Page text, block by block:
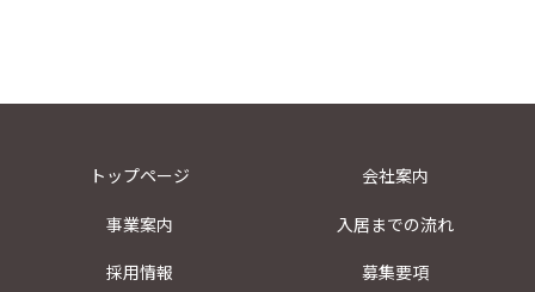
トップページ 会社案内
事業案内 入居までの流れ
採用情報 募集要項